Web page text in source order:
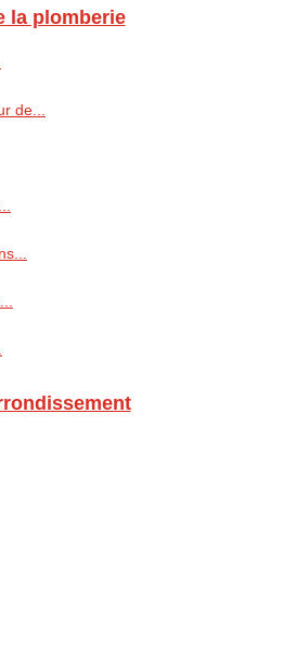
la plomberie
de...